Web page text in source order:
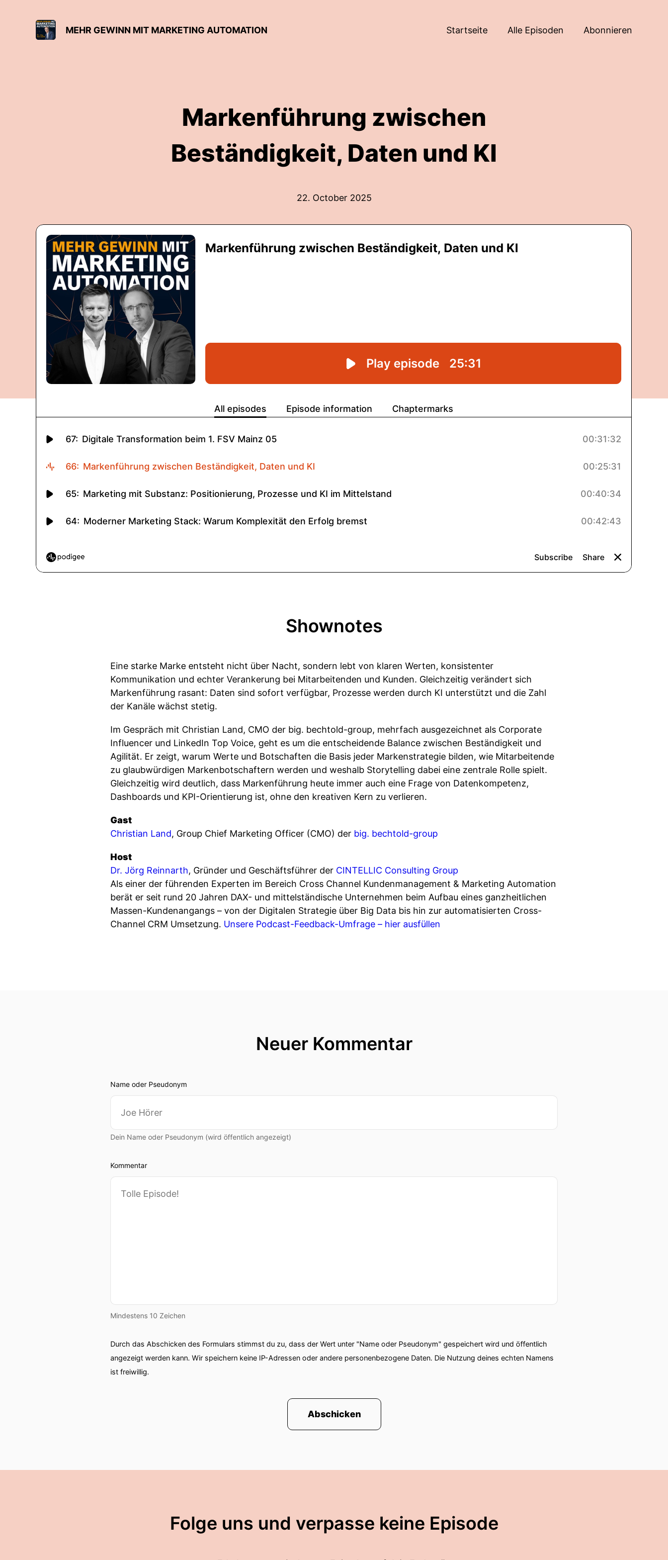
MEHR GEWINN MIT MARKETING AUTOMATION Startseite Alle Episoden Abonnieren
Markenführung zwischen
Beständigkeit, Daten und KI
22. October 2025
Shownotes
Eine starke Marke entsteht nicht über Nacht, sondern lebt von klaren Werten, konsistenter
Kommunikation und echter Verankerung bei Mitarbeitenden und Kunden. Gleichzeitig verändert sich
Markenführung rasant: Daten sind sofort verfügbar, Prozesse werden durch KI unterstützt und die Zahl
der Kanäle wächst stetig.
Im Gespräch mit Christian Land, CMO der big. bechtold-group, mehrfach ausgezeichnet als Corporate
Influencer und LinkedIn Top Voice, geht es um die entscheidende Balance zwischen Beständigkeit und
Agilität. Er zeigt, warum Werte und Botschaften die Basis jeder Markenstrategie bilden, wie Mitarbeitende
zu glaubwürdigen Markenbotschaftern werden und weshalb Storytelling dabei eine zentrale Rolle spielt.
Gleichzeitig wird deutlich, dass Markenführung heute immer auch eine Frage von Datenkompetenz,
Dashboards und KPI-Orientierung ist, ohne den kreativen Kern zu verlieren.
Gast
Christian Land, Group Chief Marketing Officer (CMO) der big. bechtold-group
Host
Dr. Jörg Reinnarth, Gründer und Geschäftsführer der CINTELLIC Consulting Group
Als einer der führenden Experten im Bereich Cross Channel Kundenmanagement & Marketing Automation
berät er seit rund 20 Jahren DAX- und mittelständische Unternehmen beim Aufbau eines ganzheitlichen
Massen-Kundenangangs – von der Digitalen Strategie über Big Data bis hin zur automatisierten Cross-
Channel CRM Umsetzung. Unsere Podcast-Feedback-Umfrage – hier ausfüllen
Neuer Kommentar
Name oder Pseudonym
Dein Name oder Pseudonym (wird öffentlich angezeigt)
Kommentar
Mindestens 10 Zeichen
Durch das Abschicken des Formulars stimmst du zu, dass der Wert unter "Name oder Pseudonym" gespeichert wird und öffentlich
angezeigt werden kann. Wir speichern keine IP-Adressen oder andere personenbezogene Daten. Die Nutzung deines echten Namens
ist freiwillig.
Abschicken
Folge uns und verpasse keine Episode